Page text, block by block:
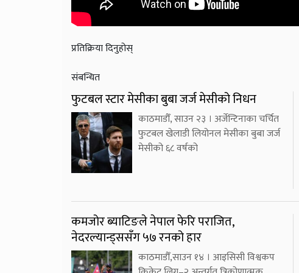
प्रतिक्रिया दिनुहोस्
संबन्धित
फुटबल स्टार मेसीका बुबा जर्ज मेसीको निधन
काठमाडौँ, साउन २३ । अर्जेन्टिनाका चर्चित
फुटबल खेलाडी लियोनल मेसीका बुबा जर्ज
मेसीको ६८ वर्षको
कमजोर ब्याटिङले नेपाल फेरि पराजित,
नेदरल्यान्ड्ससँग ५७ रनको हार
काठमाडौँ,साउन १४ । आइसिसी विश्वकप